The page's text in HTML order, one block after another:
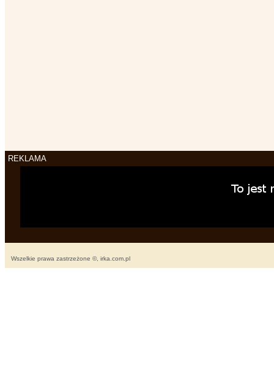
REKLAMA
Wszelkie prawa zastrzeżone ©, irka.com.pl